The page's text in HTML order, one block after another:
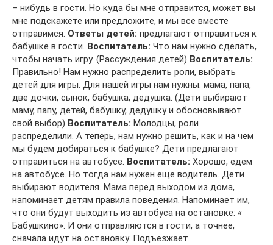
– нибудь в гости. Но куда бы мне отправится, может вы
мне подскажете или предложите, и мы все вместе
отправимся. Ответы детей: предлагают отправиться к
бабушке в гости. Воспитатель: Что нам нужно сделать,
чтобы начать игру. (Рассуждения детей) Воспитатель:
Правильно! Нам нужно распределить роли, выбрать
детей для игры. Для нашей игры нам нужны: мама, папа,
две дочки, сынок, бабушка, дедушка. (Дети выбирают
маму, папу, детей, бабушку, дедушку и обосновывают
свой выбор) Воспитатель: Молодцы, роли
распределили. А теперь, нам нужно решить, как и на чем
мы будем добираться к бабушке? Дети предлагают
отправиться на автобусе. Воспитатель: Хорошо, едем
на автобусе. Но тогда нам нужен еще водитель. Дети
выбирают водителя. Мама перед выходом из дома,
напоминает детям правила поведения. Напоминает им,
что они будут выходить из автобуса на остановке: «
Бабушкино». И они отправляются в гости, а точнее,
сначала идут на остановку. Подъезжает